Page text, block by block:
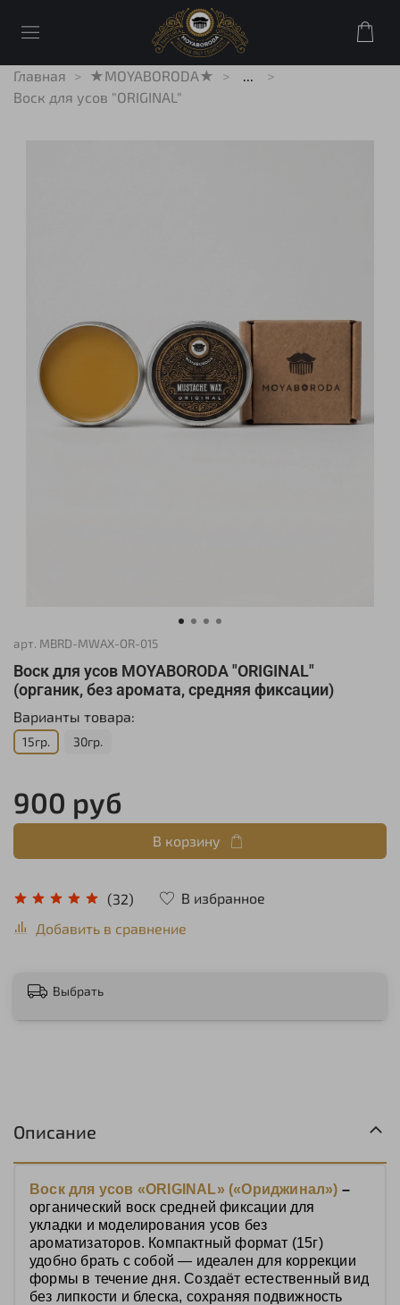
Главная ★MOYABORODA★
Воск для усов "ORIGINAL"
арт. MBRD-MWAX-OR-015
Воск для усов MOYABORODA "ORIGINAL"
(органик, без аромата, средняя фиксации)
(32)
В избранное
Добавить в сравнение
Варианты товара:
15гр. 30гр.
900 руб
В корзину
Выбрать
Описание
Воск для усов «ORIGINAL» («Ориджинал») –
органический воск средней фиксации для
укладки и моделирования усов без
ароматизаторов. Компактный формат (15г)
удобно брать с собой — идеален для коррекции
формы в течение дня. Создаёт естественный вид
без липкости и блеска, сохраняя подвижность